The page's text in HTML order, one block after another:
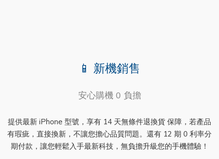
📱 新機銷售
安心購機 0 負擔
提供最新 iPhone 型號，享有 14 天無條件退換貨 保障，若產品
有瑕疵，直接換新，不讓您擔心品質問題。還有 12 期 0 利率分
期付款，讓您輕鬆入手最新科技，無負擔升級您的手機體驗！